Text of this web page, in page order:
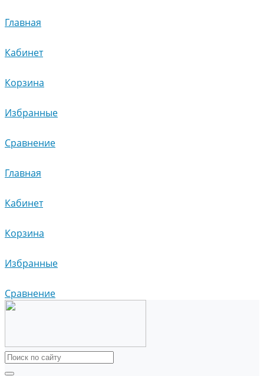
Главная
Кабинет
Корзина
Избранные
Сравнение
Главная
Кабинет
Корзина
Избранные
Сравнение